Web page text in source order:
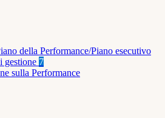
della Performance/Piano esecutivo
gestione 7
sulla Performance